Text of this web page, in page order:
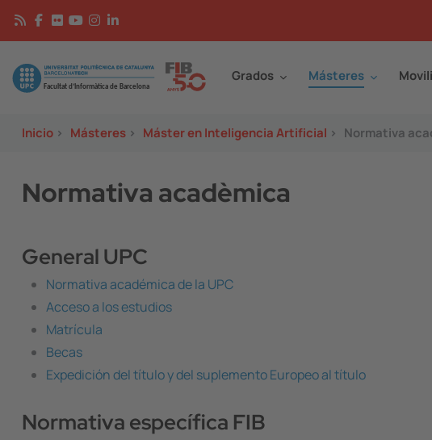
Pasar al contenido principal
Image Grados Másteres
Inicio > Másteres > Máster en Inteligencia Artificial > Normativa
Normativa acadèmica
General UPC
Normativa académica de la UPC
Acceso a los estudios
Matrícula
Becas
Expedición del título y del suplemento Europeo al título
Normativa específica FIB